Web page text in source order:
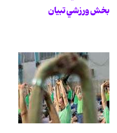
بخش ورزشي تبيان